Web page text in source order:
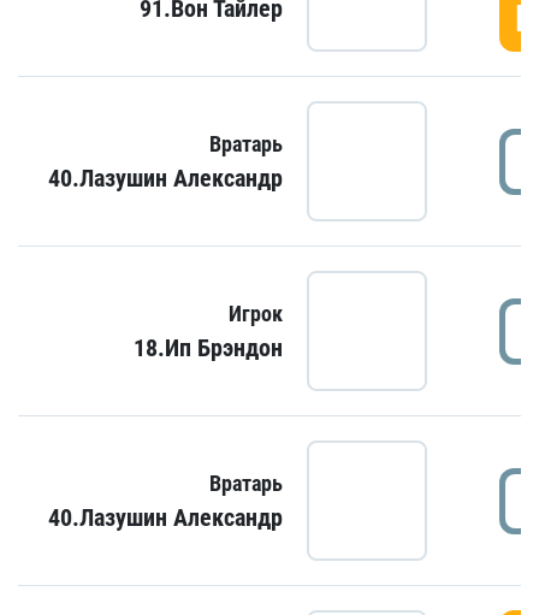
91.Вон Тайлер
Вратарь
40.Лазушин Александр
Игрок
18.Ип Брэндон
Вратарь
40.Лазушин Александр